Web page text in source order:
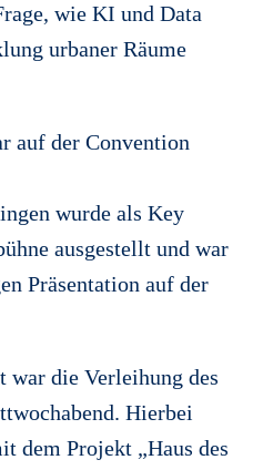
wie KI und Data
urbaner Räume
auf der Convention
wurde als Key
ausgestellt und war
Präsentation auf der
war die Verleihung des
Hierbei
dem Projekt „Haus des